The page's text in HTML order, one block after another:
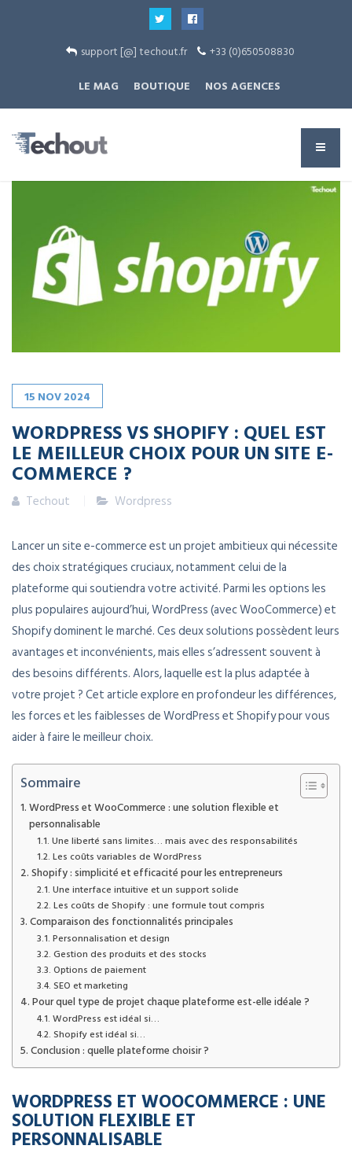
support [@] techout.fr
+33 (0)650508830
LE MAG
BOUTIQUE NOS AGENCES
15 NOV2024
WORDPRESS VS SHOPIFY : QUEL EST
LE MEILLEUR CHOIX POUR UN SITE E-
COMMERCE ?
Techout Wordpress
Lancer un site e-commerce est un projet ambitieux qui nécessite
des choix stratégiques cruciaux, notamment celui de la
plateforme qui soutiendra votre activité. Parmi les options les
plus populaires aujourd’hui, WordPress (avec WooCommerce) et
Shopify dominent le marché. Ces deux solutions possèdent leurs
avantages et inconvénients, mais elles s’adressent souvent à
des besoins différents. Alors, laquelle est la plus adaptée à
votre projet ? Cet article explore en profondeur les différences,
les forces et les faiblesses de WordPress et Shopify pour vous
aider à faire le meilleur choix.
Sommaire
WordPress et WooCommerce : une solution flexible et
personnalisable
Une liberté sans limites… mais avec des responsabilités
Les coûts variables de WordPress
Shopify : simplicité et efficacité pour les entrepreneurs
Une interface intuitive et un support solide
Les coûts de Shopify : une formule tout compris
Comparaison des fonctionnalités principales
Personnalisation et design
Gestion des produits et des stocks
Options de paiement
SEO et marketing
Pour quel type de projet chaque plateforme est-elle idéale ?
WordPress est idéal si…
Shopify est idéal si…
Conclusion : quelle plateforme choisir ?
WORDPRESS ET WOOCOMMERCE : UNE
SOLUTION FLEXIBLE ET
PERSONNALISABLE